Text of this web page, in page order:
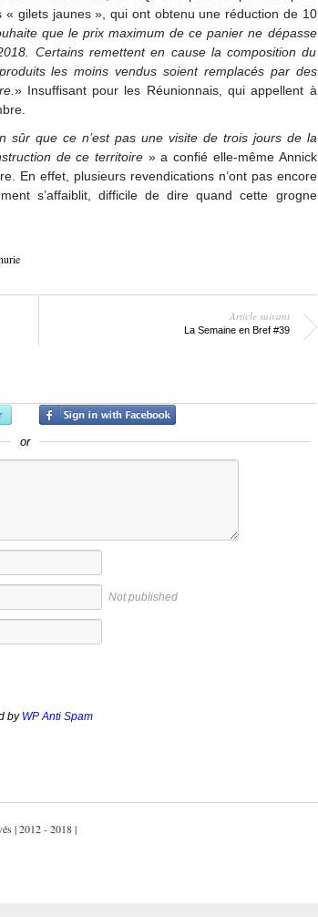
gilets jaunes », qui ont obtenu une réduction de 10
que le prix maximum de ce panier ne dépasse
Certains remettent en cause la composition du
les moins vendus soient remplacés par des
» Insuffisant pour les Réunionnais, qui appellent à
sûr que ce n’est pas une visite de trois jours de la
de ce territoire » a confié elle-même Annick
En effet, plusieurs revendications n’ont pas encore
s’affaiblit, difficile de dire quand cette grogne
Article suivant
La Semaine en Bref #39
or
Not published
by WP Anti Spam
| 2012 - 2018 |